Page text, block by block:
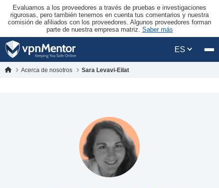
Evaluamos a los proveedores a través de pruebas e investigaciones
rigurosas, pero también tenemos en cuenta tus comentarios y nuestra
comisión de afiliados con los proveedores. Algunos proveedores forman
parte de nuestra empresa matriz. Saber más
ES
Acerca de nosotros Sara Levavi-Eilat